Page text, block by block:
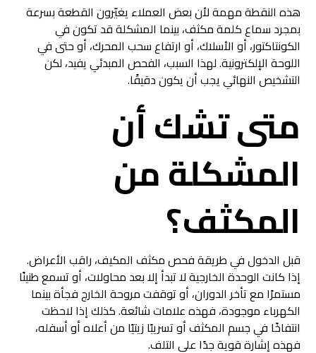
هذه النقطة مهمة لأن بعض العملاء يغيّرون القطعة بسرعة
بمجرد سماع كلمة مكثف، بينما المشكلة قد تكون في
الكونتاكتور، أو الأسلاك، أو ارتفاع سحب المحرك، أو حتى في
اللوحة الإلكترونية. لهذا السبب، الفحص المبدئي يفيد، لكن
التشخيص النهائي يجب أن يكون دقيقًا.
متى تشك أن
المشكلة من
المكثف؟
قبل الدخول في طريقة فحص مكثف المكيف، راقب الأعراض.
إذا كانت الوحدة الخارجية لا تبدأ إلا بعد محاولات، أو تسمع طنينًا
مستمرًا مع تأخر الدوران، أو توقفت مروحة الخارج فجأة بينما
الكهرباء موجودة، فهذه علامات شائعة. كذلك إذا لاحظت
انتفاخًا في جسم المكثف أو تسريبًا زيتيًا من أعلاه أو أسفله،
فهذه إشارة قوية جدًا على التلف.